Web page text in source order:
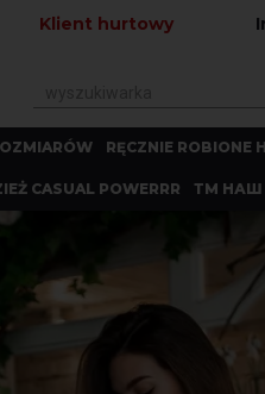
Klient hurtowy
RĘCZNIE ROBIONE
CASUAL POWERRR ТМ НАШ